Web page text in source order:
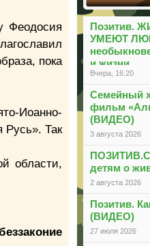
Позитив.
УМЕЮТ
и жизни
Вчера, 16:20
Семейный
фильм
(ВИДЕО)
3 августа 2026
детям о
2 августа 2026
Позитив.
(ВИДЕО)
27 июля 2026
Феодосия
пока
Иоанно-
Русь». Так
области,